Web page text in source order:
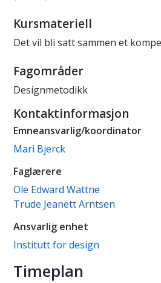
Kursmateriell
Det vil bli satt sammen et
Fagområder
Designmetodikk
Kontaktinformasjon
Emneansvarlig/koordinator
Mari Bjerck
Faglærere
Ole Edward Wattne
Trude Jeanett Arntsen
Ansvarlig enhet
Institutt for design
Timeplan